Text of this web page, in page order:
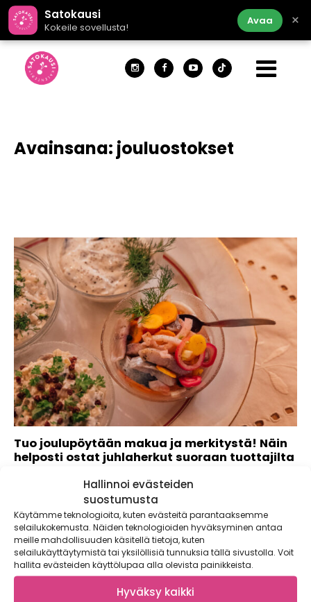
Hallinnoi evästeiden
suostumusta
Käytämme teknologioita, kuten evästeitä parantaaksemme
selailukokemusta. Näiden teknologioiden hyväksyminen antaa
meille mahdollisuuden käsitellä tietoja, kuten
selailukäyttäytymistä tai yksilöllisiä tunnuksia tällä sivustolla. Voit
hallita evästeiden käyttölupaa alla olevista painikkeista.
Hyväksy kaikki
Satokausi
Kokeile sovellusta!
Avaa ×
Avainsana: jouluostokset
Tuo joulupöytään makua ja merkitystä! Näin
helposti ostat juhlaherkut suoraan tuottajilta
Lähiruokapäivän joulu kutsuu taas nauttimaan maaseudun
taiasta. Tutustu juhlakauden kohteisiin ja tee jouluostokset...